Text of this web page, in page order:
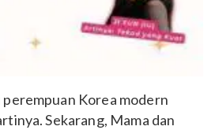
perempuan Korea modern
Sekarang, Mama dan